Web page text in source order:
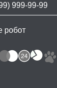
робот